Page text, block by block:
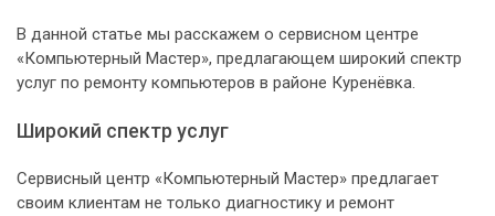
В данной статье мы расскажем о сервисном центре
«Компьютерный Мастер», предлагающем широкий спектр
услуг по ремонту компьютеров в районе Куренёвка.
Широкий спектр услуг
Сервисный центр «Компьютерный Мастер» предлагает
своим клиентам не только диагностику и ремонт